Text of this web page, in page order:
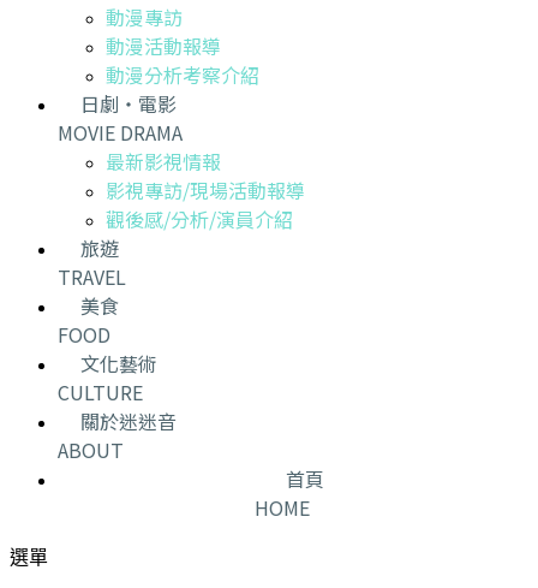
動漫專訪
動漫活動報導
動漫分析考察介紹
日劇・電影
MOVIE DRAMA
最新影視情報
影視專訪/現場活動報導
觀後感/分析/演員介紹
旅遊
TRAVEL
美食
FOOD
文化藝術
CULTURE
關於迷迷音
ABOUT
首頁
HOME
選單